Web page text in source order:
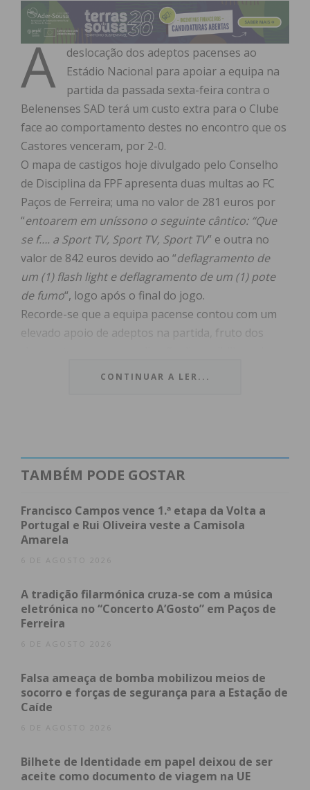
A
deslocação dos adeptos pacenses ao
Estádio Nacional para apoiar a equipa na
partida da passada sexta-feira contra o
Belenenses SAD terá um custo extra para o Clube
face ao comportamento destes no encontro que os
Castores venceram, por 2-0.
O mapa de castigos hoje divulgado pelo Conselho
de Disciplina da FPF apresenta duas multas ao FC
Paços de Ferreira; uma no valor de 281 euros por
“entoarem em uníssono o seguinte cântico: “Que
se f…. a Sport TV, Sport TV, Sport TV” e outra no
valor de 842 euros devido ao “deflagramento de
um (1) flash light e deflagramento de um (1) pote
de fumo“, logo após o final do jogo.
Recorde-se que a equipa pacense contou com um
elevado apoio de adeptos na partida, fruto dos
forma gratuita para a ida ao Jamor e que incluíam a
Subscreva a newsletter do
Assine nossa newsletter por e-mail e
obtenha de forma regular a informação
condições
CONTINUAR A LER...
TAMBÉM PODE GOSTAR
Francisco Campos vence 1.ª etapa da Volta a
Portugal e Rui Oliveira veste a Camisola
Amarela
6 DE AGOSTO 2026
A tradição filarmónica cruza-se com a música
eletrónica no “Concerto A’Gosto” em Paços de
Ferreira
6 DE AGOSTO 2026
Falsa ameaça de bomba mobilizou meios de
socorro e forças de segurança para a Estação de
Caíde
6 DE AGOSTO 2026
Bilhete de Identidade em papel deixou de ser
aceite como documento de viagem na UE